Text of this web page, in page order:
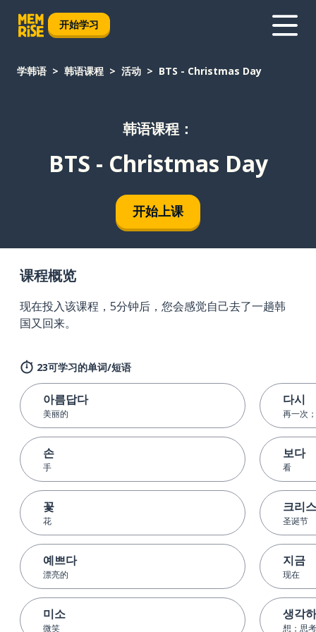
开始学习
学韩语 韩语课程 活动 BTS - Christmas Day
韩语课程：
BTS - Christmas Day
开始上课
课程概览
现在投入该课程，5分钟后，您会感觉自己去了一趟韩
国又回来。
23可学习的单词/短语
아름답다
美丽的
손
手
꽃
花
예쁘다
漂亮的
미소
微笑
다시
再一次
보다
看
크리
圣诞节
지금
现在
생각
想；思